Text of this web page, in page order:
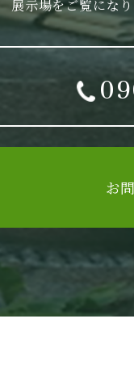
展示場をご覧にな
お